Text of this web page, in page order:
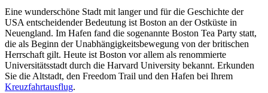
Eine wunderschöne Stadt mit langer und für die Geschichte der
USA entscheidender Bedeutung ist Boston an der Ostküste in
Neuengland. Im Hafen fand die sogenannte Boston Tea Party statt,
die als Beginn der Unabhängigkeitsbewegung von der britischen
Herrschaft gilt. Heute ist Boston vor allem als renommierte
Universitätsstadt durch die Harvard University bekannt. Erkunden
Sie die Altstadt, den Freedom Trail und den Hafen bei Ihrem
Kreuzfahrtausflug.